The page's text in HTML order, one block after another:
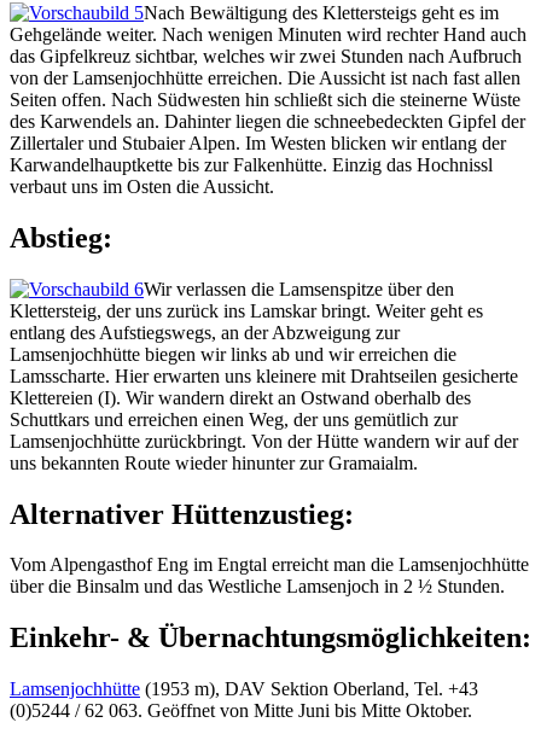
Nach Bewältigung des Klettersteigs geht es im
Gehgelände weiter. Nach wenigen Minuten wird rechter Hand auch
das Gipfelkreuz sichtbar, welches wir zwei Stunden nach Aufbruch
von der Lamsenjochhütte erreichen. Die Aussicht ist nach fast allen
Seiten offen. Nach Südwesten hin schließt sich die steinerne Wüste
des Karwendels an. Dahinter liegen die schneebedeckten Gipfel der
Zillertaler und Stubaier Alpen. Im Westen blicken wir entlang der
Karwandelhauptkette bis zur Falkenhütte. Einzig das Hochnissl
verbaut uns im Osten die Aussicht.
Abstieg:
Wir verlassen die Lamsenspitze über den
Klettersteig, der uns zurück ins Lamskar bringt. Weiter geht es
entlang des Aufstiegswegs, an der Abzweigung zur
Lamsenjochhütte biegen wir links ab und wir erreichen die
Lamsscharte. Hier erwarten uns kleinere mit Drahtseilen gesicherte
Klettereien (I). Wir wandern direkt an Ostwand oberhalb des
Schuttkars und erreichen einen Weg, der uns gemütlich zur
Lamsenjochhütte zurückbringt. Von der Hütte wandern wir auf der
uns bekannten Route wieder hinunter zur Gramaialm.
Alternativer Hüttenzustieg:
Vom Alpengasthof Eng im Engtal erreicht man die Lamsenjochhütte
über die Binsalm und das Westliche Lamsenjoch in 2 ½ Stunden.
Einkehr- & Übernachtungsmöglichkeiten:
Lamsenjochhütte (1953 m), DAV Sektion Oberland, Tel. +43
(0)5244 / 62 063. Geöffnet von Mitte Juni bis Mitte Oktober.